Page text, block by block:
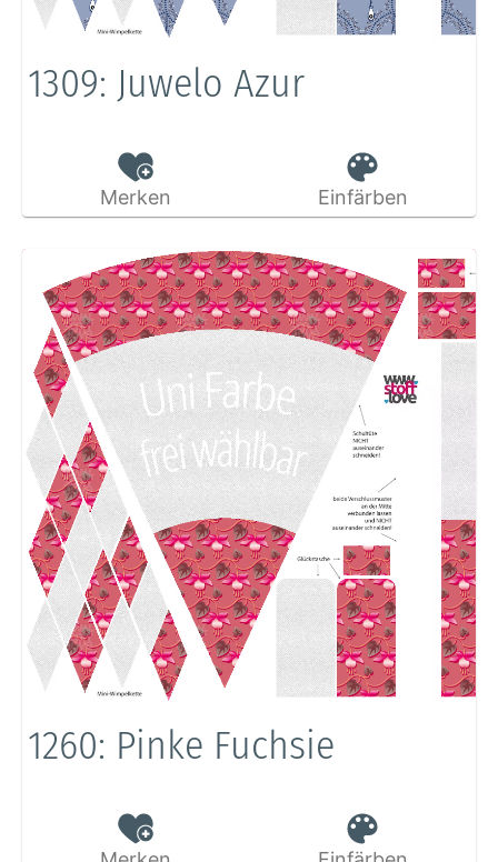
1309: Juwelo Azur
Merken Einfärben
1260: Pinke Fuchsie